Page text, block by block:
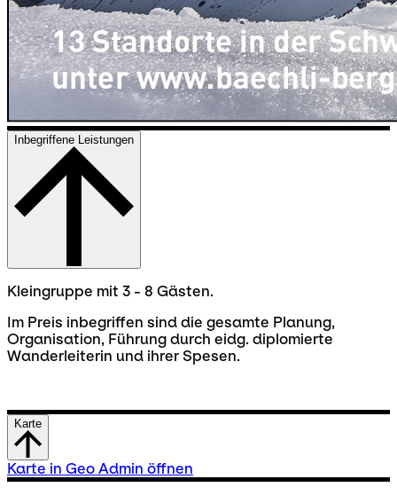
Inbegriffene Leistungen
Kleingruppe mit 3 - 8 Gästen.
Im Preis inbegriffen sind die gesamte Planung,
Organisation, Führung durch eidg. diplomierte
Wanderleiterin und ihrer Spesen.
Karte
Karte in Geo Admin öffnen